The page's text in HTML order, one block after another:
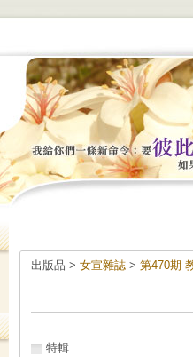
出版品 > 女宣雜誌 > 第470期
特輯